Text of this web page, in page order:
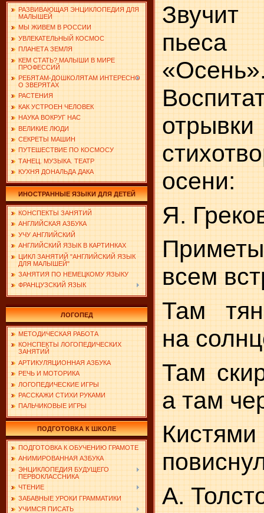
РАЗВИВАЮЩАЯ ЭНЦИКЛОПЕДИЯ ДЛЯ
МАЛЫШЕЙ
МЫ ЖИВЕМ В РОССИИ
УВЛЕКАТЕЛЬНЫЙ КОСМОС
ПЛАНЕТА ЗЕМЛЯ
КЕМ СТАТЬ? МАЛЫШИ В МИРЕ
ПРОФЕССИЙ
РЕБЯТАМ-ДОШКОЛЯТАМ ИНТЕРЕСНО
О ЗВЕРЯТАХ
РАСТЕНИЯ
КАК УСТРОЕН ЧЕЛОВЕК
НАУКА ВОКРУГ НАС
ВЕЛИКИЕ ЛЮДИ
СЕКРЕТЫ МАШИН
ПУТЕШЕСТВИЕ ПО КОСМОСУ
ТАНЕЦ. МУЗЫКА. ТЕАТР
КУХНЯ ДОНАЛЬДА ДАКА
ИНОСТРАННЫЕ ЯЗЫКИ ДЛЯ ДЕТЕЙ
КОНСПЕКТЫ ЗАНЯТИЙ
АНГЛИЙСКАЯ АЗБУКА
УЧУ АНГЛИЙСКИЙ
АНГЛИЙСКИЙ ЯЗЫК В КАРТИНКАХ
ЦИКЛ ЗАНЯТИЙ "АНГЛИЙСКИЙ ЯЗЫК
ДЛЯ МАЛЫШЕЙ"
ЗАНЯТИЯ ПО НЕМЕЦКОМУ ЯЗЫКУ
ФРАНЦУЗСКИЙ ЯЗЫК
ЛОГОПЕД
МЕТОДИЧЕСКАЯ РАБОТА
КОНСПЕКТЫ ЛОГОПЕДИЧЕСКИХ
ЗАНЯТИЙ
АРТИКУЛЯЦИОННАЯ АЗБУКА
РЕЧЬ И МОТОРИКА
ЛОГОПЕДИЧЕСКИЕ ИГРЫ
РАССКАЖИ СТИХИ РУКАМИ
ПАЛЬЧИКОВЫЕ ИГРЫ
ПОДГОТОВКА К ШКОЛЕ
ПОДГОТОВКА К ОБУЧЕНИЮ ГРАМОТЕ
АНИМИРОВАННАЯ АЗБУКА
ЭНЦИКЛОПЕДИЯ БУДУЩЕГО
ПЕРВОКЛАССНИКА
ЧТЕНИЕ
ЗАБАВНЫЕ УРОКИ ГРАММАТИКИ
УЧИМСЯ ПИСАТЬ
Звучит
осени:
Я.
всем
Там
на
Там
а там
А.